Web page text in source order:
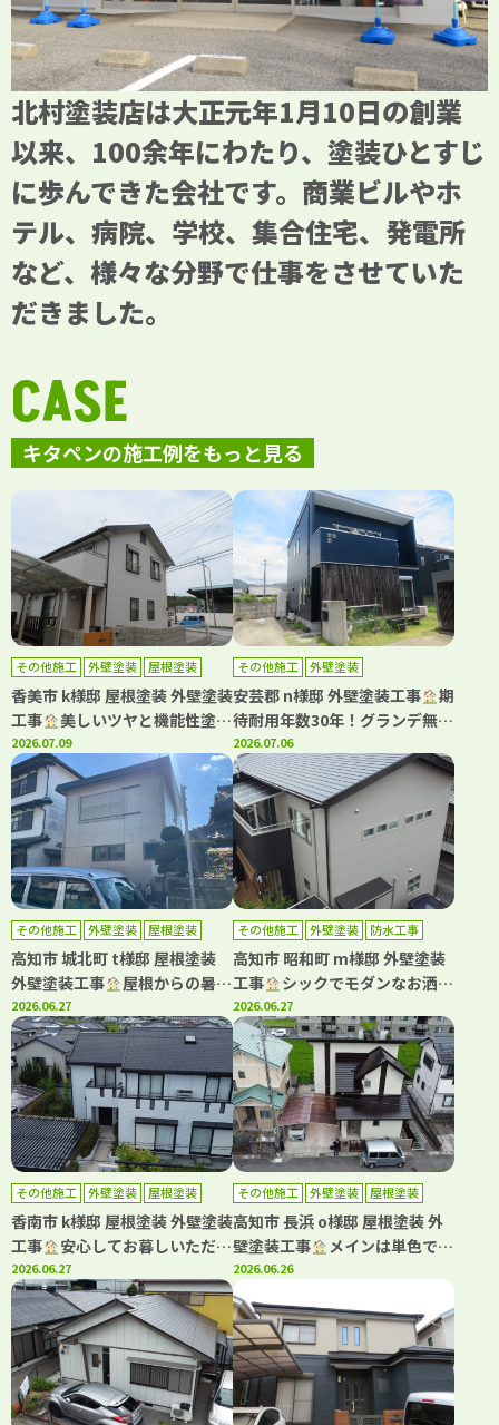
北村塗装店は大正元年1月10日の創業
以来、100余年にわたり、塗装ひとすじ
に歩んできた会社です。商業ビルやホ
テル、病院、学校、集合住宅、発電所
など、様々な分野で仕事をさせていた
だきました。
キタペンの施工例をもっと見る
CASE
その他施工 外壁塗装 屋根塗装
香美市 k様邸 屋根塗装 外壁塗装
工事
美しいツヤと機能性塗料
でお家を守る塗装です
2026.07.09
その他施工 外壁塗装
安芸郡 n様邸 外壁塗装工事
期
待耐用年数30年！グランデ無機
で塗装(^^♪ネイビーで上質で
落ち着いた雰囲気に
2026.07.06
その他施工 外壁塗装 屋根塗装
高知市 城北町 t様邸 屋根塗装
外壁塗装工事
屋根からの暑さ
を軽減！！遮熱塗料で施工しま
した
2026.06.27
その他施工 外壁塗装 防水工事
高知市 昭和町 m様邸 外壁塗装
工事
シックでモダンなお洒落
ツートンはこの組み合わせ
2026.06.27
その他施工 外壁塗装
屋根塗装
防水工事
香南市 k様邸 屋根塗装 外壁塗装
工事
安心してお暮しいただけ
るように丁寧に施工させていた
だきました
2026.06.27
その他施工 外壁塗装 屋根塗装
高知市 長浜 o様邸 屋根塗装 外
壁塗装工事
メインは単色で仕
上げ、アクセントに多彩色を用
いて高級感ある仕上がりです
2026.06.26